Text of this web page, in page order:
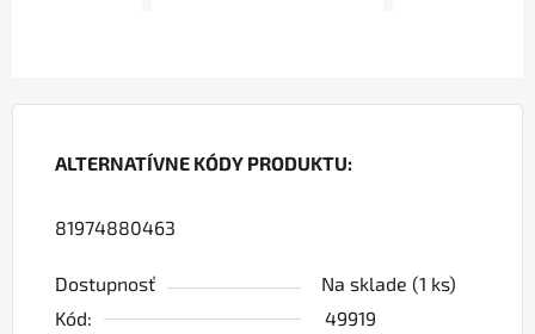
ALTERNATÍVNE KÓDY PRODUKTU:
81974880463
Dostupnosť Na sklade (1 ks)
Kód:
49919